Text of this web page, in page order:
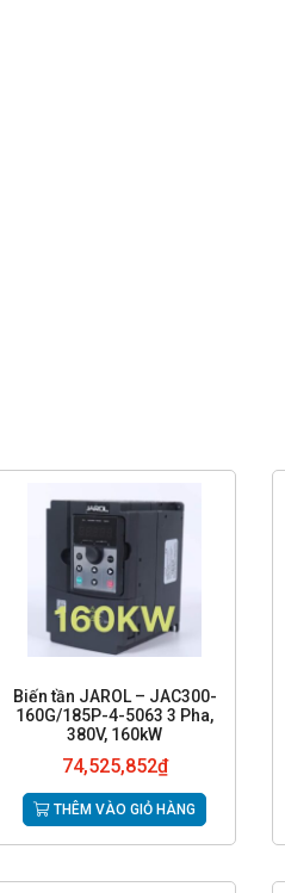
Biến tần JAROL – JAC300-
160G/185P-4-5063 3 Pha,
380V, 160kW
74,525,852₫
THÊM VÀO GIỎ HÀNG